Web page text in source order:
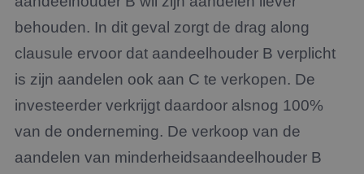
behouden. In dit geval zorgt de drag along
clausule ervoor dat aandeelhouder B verplicht
is zijn aandelen ook aan C te verkopen. De
investeerder verkrijgt daardoor alsnog 100%
van de onderneming. De verkoop van de
aandelen van minderheidsaandeelhouder B